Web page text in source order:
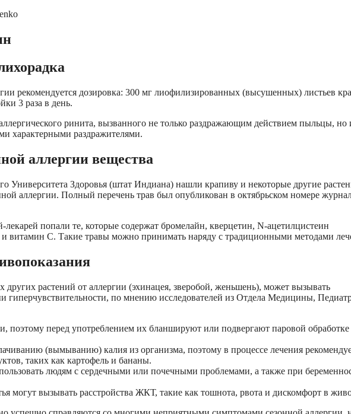
рекомендуется дозировка: 300 мг лиофилизированных (высушенных) листьев
3 раза в день.
ринита, вызванного не только раздражающим действием пыльцы, но
характерными раздражителями.
аллергии вещества
Университета Здоровья (штат Индиана) нашли крапиву и некоторые другие
аллергии. Полный перечень трав был опубликован в октябрьском номере
попали те, которые содержат бромелайн, кверцетин, N-ацетилцистеин
витамин C. Такие травы можно принимать наряду с традиционными методами
растений от аллергии (эхинацея, зверобой, женьшень), может вызывать
гиперчувствительности, по мнению исследователей из Отдела Медицины,
поэтому перед употреблением их бланшируют или подвергают паровой обработке
(вымыванию) калия из организма, поэтому в процессе лечения
таких как картофель и бананы.
людям с сердечными или почечными проблемами, а также при
могут вызывать расстройства ЖКТ, такие как тошнота, рвота и дискомфорт в